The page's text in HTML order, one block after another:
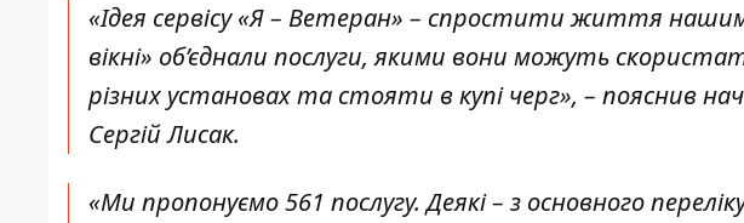
«Ідея сервісу «Я – Ветеран» – спростити життя
вікні» об’єднали послуги, якими вони можуть
різних установах та стояти в купі черг», – пояснив
Сергій Лисак.
«Ми пропонуємо 561 послугу. Деякі – з основного